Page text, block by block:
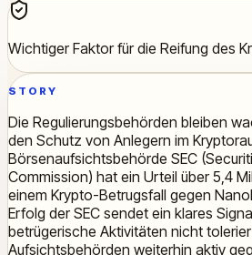
Wichtiger Faktor für die Reifung des
STORY
Die Regulierungsbehörden bleiben
den Schutz von Anlegern im
Börsenaufsichtsbehörde SEC
Commission) hat ein Urteil über 5,4
einem Krypto-Betrugsfall gegen
Erfolg der SEC sendet ein klares
betrügerische Aktivitäten nicht
Aufsichtsbehörden weiterhin aktiv